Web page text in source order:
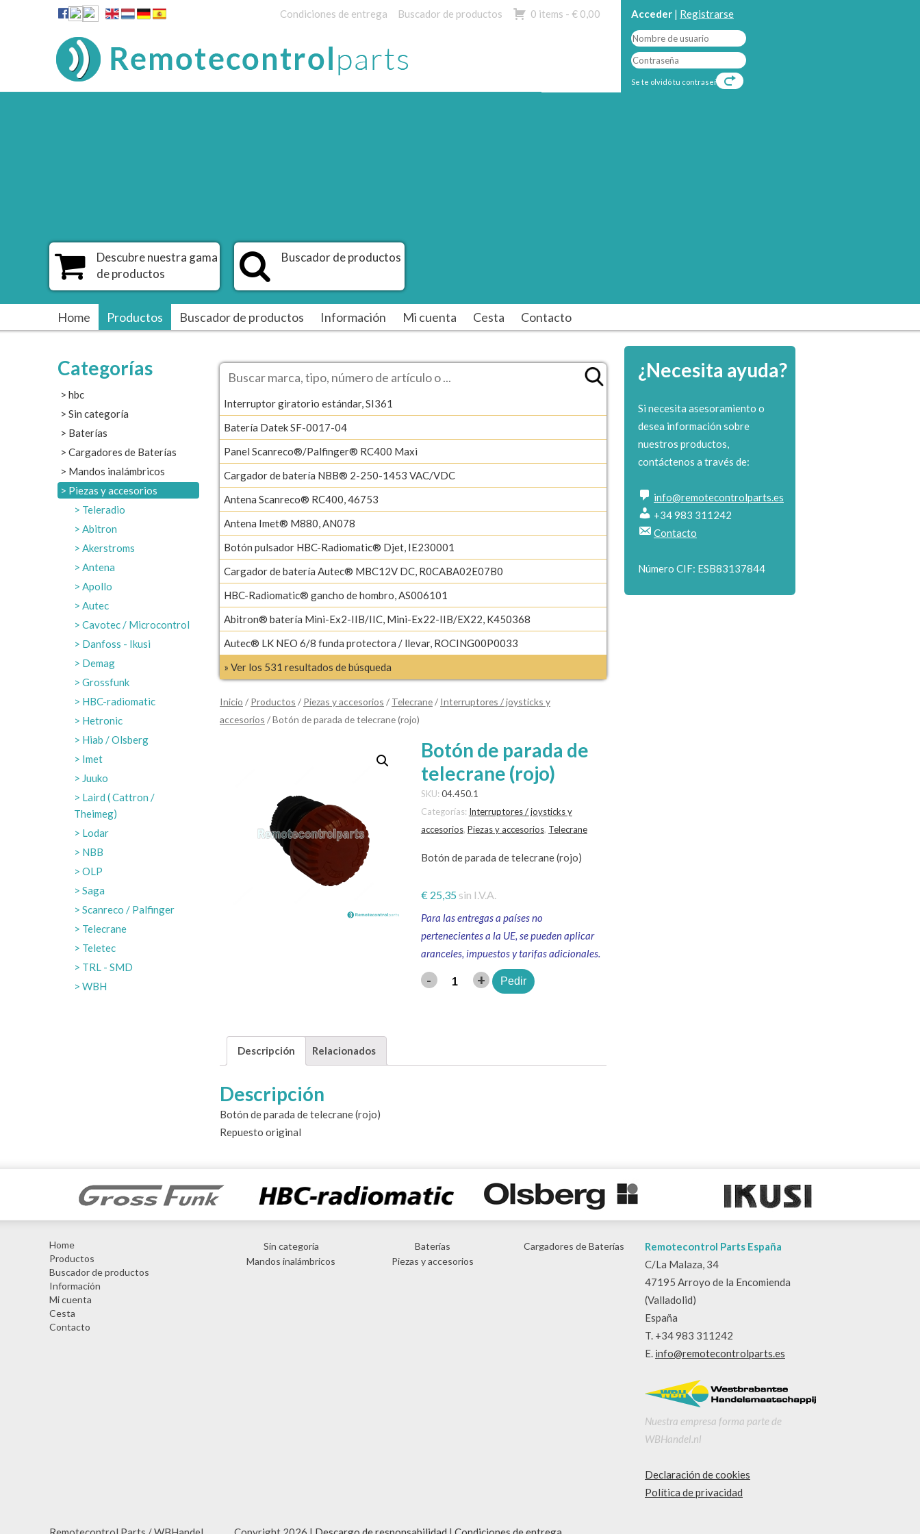
0 items - € 0,00
Condiciones de entrega Buscador de productos Acceder | Registrarse
Se te olvidó tu contraseña
Descubre nuestra gama
de productos
Buscador de productos
Home Productos Buscador de productos Información Mi cuenta Cesta Contacto
Categorías
hbc
Sin categoría
Baterías
Cargadores de Baterías
Mandos inalámbricos
Piezas y accesorios
Teleradio
Abitron
Akerstroms
Antena
Apollo
Autec
Cavotec / Microcontrol
Danfoss - Ikusi
Demag
Grossfunk
HBC-radiomatic
Hetronic
Hiab / Olsberg
Imet
Juuko
Laird ( Cattron /
Theimeg)
Lodar
NBB
OLP
Saga
Scanreco / Palfinger
Telecrane
Teletec
TRL - SMD
WBH
Interruptor giratorio estándar, SI361
Batería Datek SF-0017-04
Panel Scanreco®/Palfinger® RC400 Maxi
Cargador de batería NBB® 2-250-1453 VAC/VDC
Antena Scanreco® RC400, 46753
Antena Imet® M880, AN078
Botón pulsador HBC-Radiomatic® Djet, IE230001
Cargador de batería Autec® MBC12V DC, R0CABA02E07B0
HBC-Radiomatic® gancho de hombro, AS006101
Abitron® batería Mini-Ex2-IIB/IIC, Mini-Ex22-IIB/EX22, K450368
Autec® LK NEO 6/8 funda protectora / llevar, ROCING00P0033
» Ver los 531 resultados de búsqueda
Inicio / Productos / Piezas y accesorios / Telecrane/ Interruptores / joysticks y
accesorios / Botón de parada de telecrane (rojo)
Botón de parada de
telecrane (rojo)
SKU: 04.450.1
Categorías: Interruptores / joysticks y
accesorios, Piezas y accesorios, Telecrane
Botón de parada de telecrane (rojo)
€ 25,35 sin I.V.A.
Para las entregas a países no
pertenecientes a la UE, se pueden aplicar
aranceles, impuestos y tarifas adicionales.
- + Pedir
Descripción Relacionados
Descripción
Botón de parada de telecrane (rojo)
Repuesto original
¿Necesita ayuda?
Si necesita asesoramiento o
desea información sobre
nuestros productos,
contáctenos a través de:
info@remotecontrolparts.es
+34 983 311242
Contacto
Número CIF: ESB83137844
Home
Productos
Buscador de productos
Información
Mi cuenta
Cesta
Contacto
Sin categoría Baterías
Cargadores de Baterías
Mandos inalámbricos
Piezas y accesorios
Remotecontrol Parts España
C/La Malaza, 34
47195 Arroyo de la Encomienda
(Valladolid)
España
T. +34 983 311242
E. info@remotecontrolparts.es
Nuestra empresa forma parte de
WBHandel.nl
Declaración de cookies
Política de privacidad